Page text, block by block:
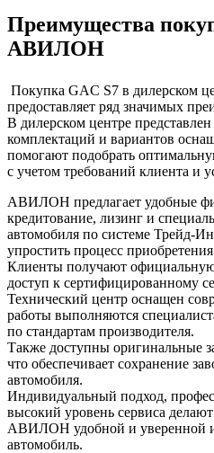
Преимущества
АВИЛОН
Покупка GAC S7 в дилерском
предоставляет ряд значимых
В дилерском центре
комплектаций и вариантов
помогают подобрать
с учетом требований клиента и
АВИЛОН предлагает удобные
кредитование, лизинг и
автомобиля по системе Трейд-
упростить процесс
Клиенты получают
доступ к сертифицированному
Технический центр оснащен
работы выполняются
по стандартам производителя.
Также доступны оригинальные
что обеспечивает сохранение
автомобиля.
Индивидуальный подход,
высокий уровень сервиса
АВИЛОН удобной и уверенной
автомобиль.